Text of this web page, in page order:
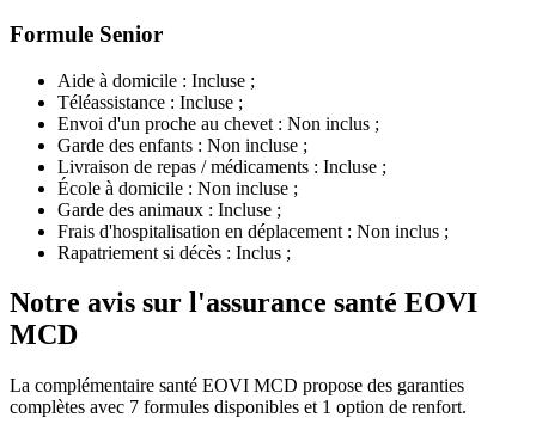
Formule Senior
Aide à domicile : Incluse ;
Téléassistance : Incluse ;
Envoi d'un proche au chevet : Non inclus ;
Garde des enfants : Non incluse ;
Livraison de repas / médicaments : Incluse ;
École à domicile : Non incluse ;
Garde des animaux : Incluse ;
Frais d'hospitalisation en déplacement : Non inclus ;
Rapatriement si décès : Inclus ;
Notre avis sur l'assurance santé EOVI
MCD
La complémentaire santé EOVI MCD propose des garanties
complètes avec 7 formules disponibles et 1 option de renfort.